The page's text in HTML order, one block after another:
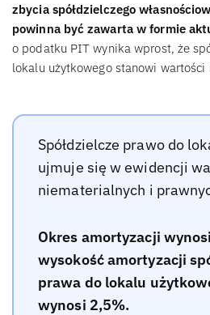
zbycia spółdzielczego
powinna być zawarta w formie
o podatku PIT wynika wprost, że
lokalu użytkowego stanowi
Spółdzielcze prawo do
ujmuje się w ewidencji
niematerialnych i
Okres amortyzacji
wysokość amortyzacji
prawa do lokalu
wynosi 2,5%.